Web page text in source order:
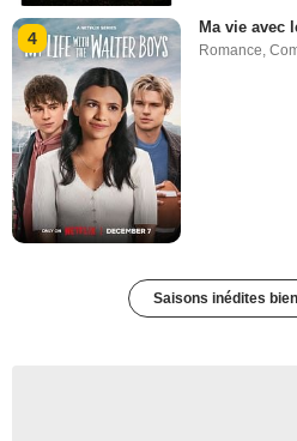
4
Ma vie avec
Romance ,
Saisons inédites